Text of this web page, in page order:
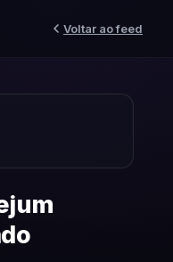
Voltar ao feed